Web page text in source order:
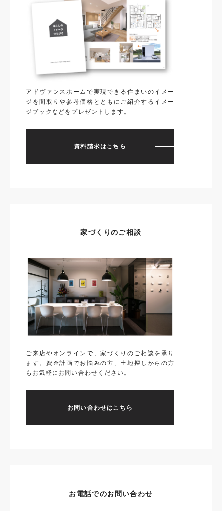
アドヴァンスホームで実現できる住まいのイメー
ジを間取りや参考価格とともにご紹介するイメー
ジブックなどをプレゼントします。
資料請求はこちら
家づくりのご相談
ご来店やオンラインで、家づくりのご相談を承り
ます。資金計画でお悩みの方、土地探しからの方
もお気軽にお問い合わせください。
お問い合わせはこちら
お電話でのお問い合わせ